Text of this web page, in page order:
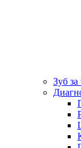
Зуб за